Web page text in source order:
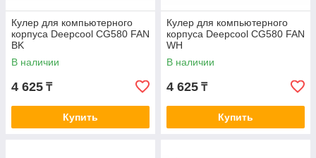
Кулер для компьютерного
корпуса Deepcool CG580 FAN
BK
В наличии
4 625 ₸
Купить
Кулер для компьютерного
корпуса Deepcool CG580 FAN
WH
В наличии
4 625 ₸
Купить